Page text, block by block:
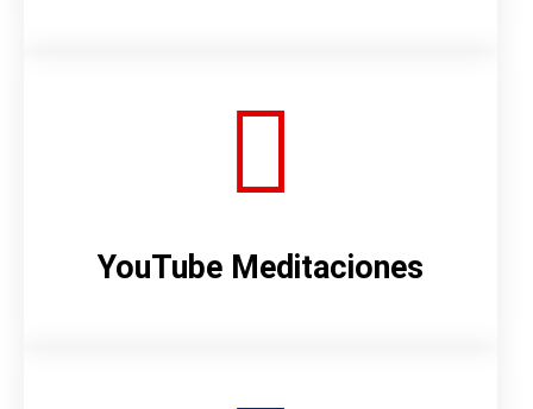
YouTube Meditaciones